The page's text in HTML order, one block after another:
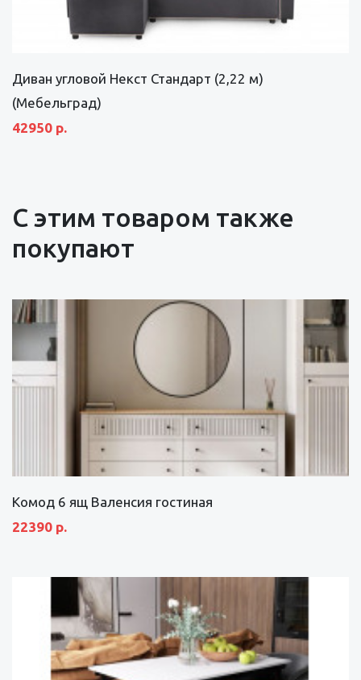
Диван угловой Некст Стандарт (2,22 м)
(Мебельград)
42950 р.
С этим товаром также
покупают
Комод 6 ящ Валенсия гостиная
22390 р.